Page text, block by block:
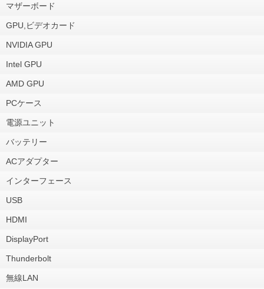
マザーボード
GPU,ビデオカード
NVIDIA GPU
Intel GPU
AMD GPU
PCケース
電源ユニット
バッテリー
ACアダプター
インターフェース
USB
HDMI
DisplayPort
Thunderbolt
無線LAN